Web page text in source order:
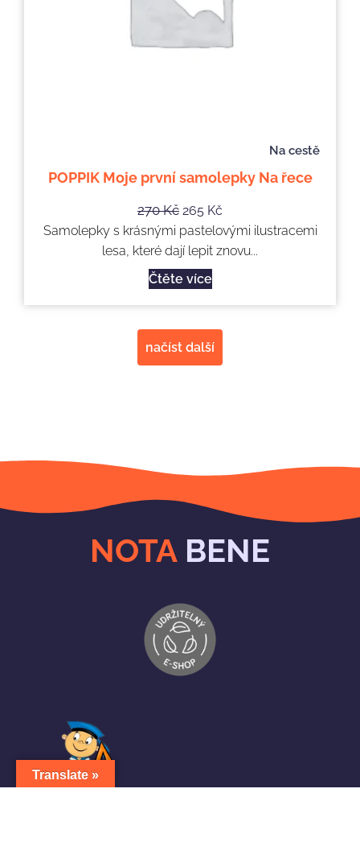
Na cestě
POPPIK Moje první samolepky Na řece
270Kč 265 Kč
Samolepky s krásnými pastelovými ilustracemi
lesa, které dají lepit znovu...
Čtěte více
načíst další
NOTA BENE
Translate »